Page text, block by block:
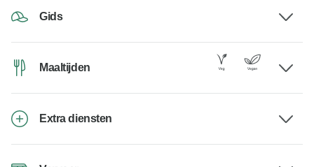
Gids
Maaltijden
Extra diensten